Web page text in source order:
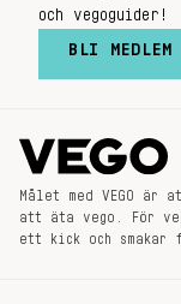
och vegoguider!
BLI MEDLEM
Målet med VEGO
att äta vego. För
ett kick och smakar